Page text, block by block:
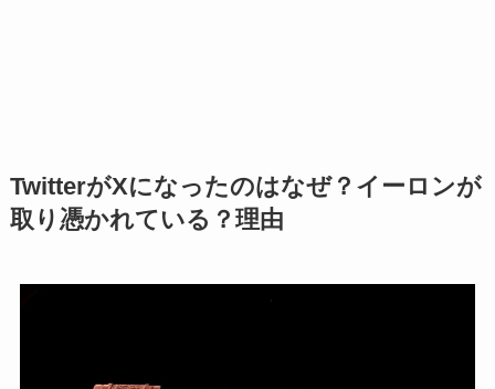
TwitterがXになったのはなぜ？イーロンが
取り憑かれている？理由